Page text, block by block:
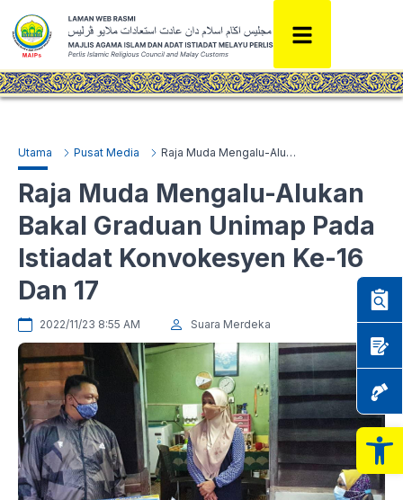
Utama Pusat Media Raja Muda Mengalu-Alukan Bakal Graduan Unimap Pada Istiadat Konvokesyen Ke-16 Dan 17
Raja Muda Mengalu-Alukan
Bakal Graduan Unimap Pada
Istiadat Konvokesyen Ke-16
Dan 17
2022/11/23 8:55 AM Suara Merdeka